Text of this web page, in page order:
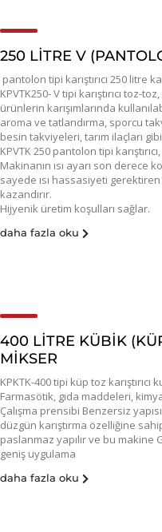
250 LITRE V
pantolon tipi karıştırıcı 250 litre
KPVTK250- V tipi karıştırıcı toz-
ürünlerin karışımlarında
aroma ve tatlandırma, sporcu
besin takviyeleri, tarım ilaçları
KPVTK 250 pantolon tipi
Makinanın ısı ayarı son derece
sayede ısı hassasiyeti
kazandırır.
Hijyenik üretim koşulları sağlar.
daha fazla oku
400 LİTRE KÜBİK
MİKSER
KPKTK-400 tipi küp toz karıştırıcı
Farmasötik, gıda maddeleri,
Çalışma prensibi Benzersiz
düzgün karıştırma özelliğine
paslanmaz yapılır ve bu makine
geniş uygulama
daha fazla oku